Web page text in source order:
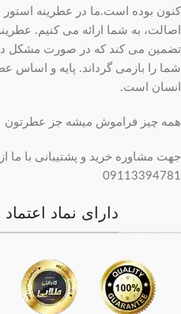
کنون بوده است.ما در عطرینه
اصالت، به شما ارائه می کنیم.
تضمین می کند که در صورت مشکل
شما را بازمی گرداند. پایه و اساس
انسان است.
همه چیز فراموش میشه جز عطرتون
جهت مشاوره خرید و پشتیبانی با
09113394781
دارای نماد